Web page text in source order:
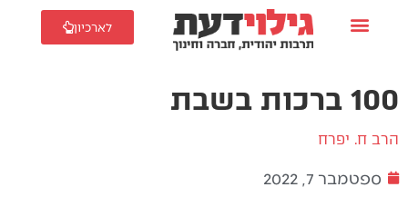
לארכיון
100 ברכות בשבת
הרב ח. יפרח
ספטמבר 7, 2022